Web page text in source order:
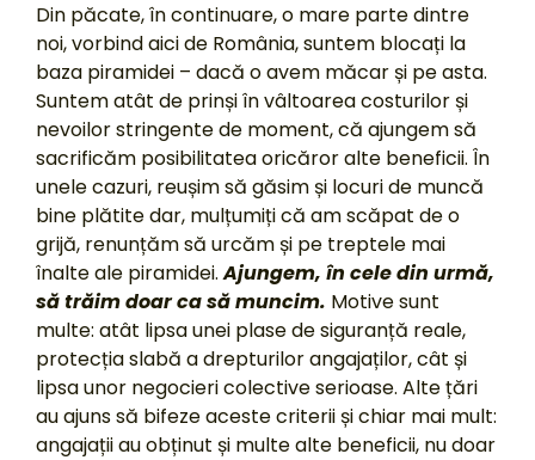
Din păcate, în continuare, o mare parte dintre
noi, vorbind aici de România, suntem blocați la
baza piramidei – dacă o avem măcar și pe asta.
Suntem atât de prinși în vâltoarea costurilor și
nevoilor stringente de moment, că ajungem să
sacrificăm posibilitatea oricăror alte beneficii. În
unele cazuri, reușim să găsim și locuri de muncă
bine plătite dar, mulțumiți că am scăpat de o
grijă, renunțăm să urcăm și pe treptele mai
înalte ale piramidei.Ajungem, în cele din urmă,
să trăim doar ca să muncim. Motive sunt
multe: atât lipsa unei plase de siguranță reale,
protecția slabă a drepturilor angajaților, cât și
lipsa unor negocieri colective serioase. Alte țări
au ajuns să bifeze aceste criterii și chiar mai mult:
angajații au obținut și multe alte beneficii, nu doar